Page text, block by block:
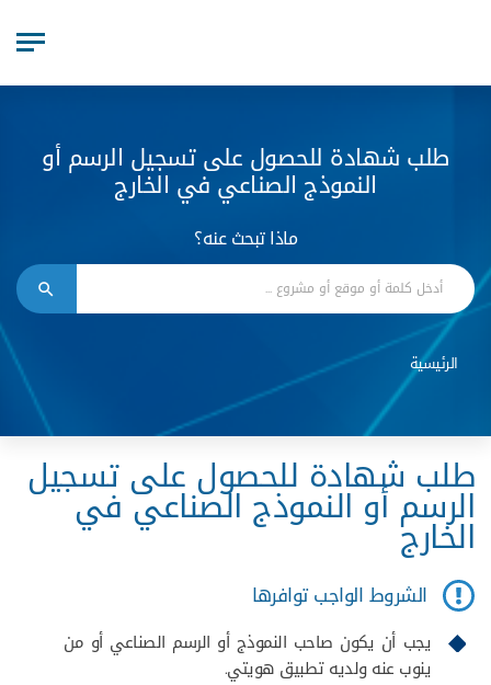
طلب شهادة للحصول على تسجيل الرسم أو
النموذج الصناعي في الخارج
ماذا تبحث عنه؟
الرئيسية
طلب شهادة للحصول على تسجيل
الرسم أو النموذج الصناعي في
الخارج
الشروط الواجب توافرها
يجب أن يكون صاحب النموذج أو الرسم الصناعي أو من
ينوب عنه ولديه تطبيق هويتي.